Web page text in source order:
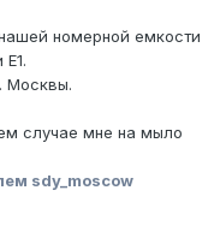
номерной емкости
Москвы.
случае мне на мыло
sdy_moscow